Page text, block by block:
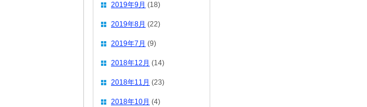
2019年9月 (18)
2019年8月 (22)
2019年7月 (9)
2018年12月 (14)
2018年11月 (23)
2018年10月 (4)